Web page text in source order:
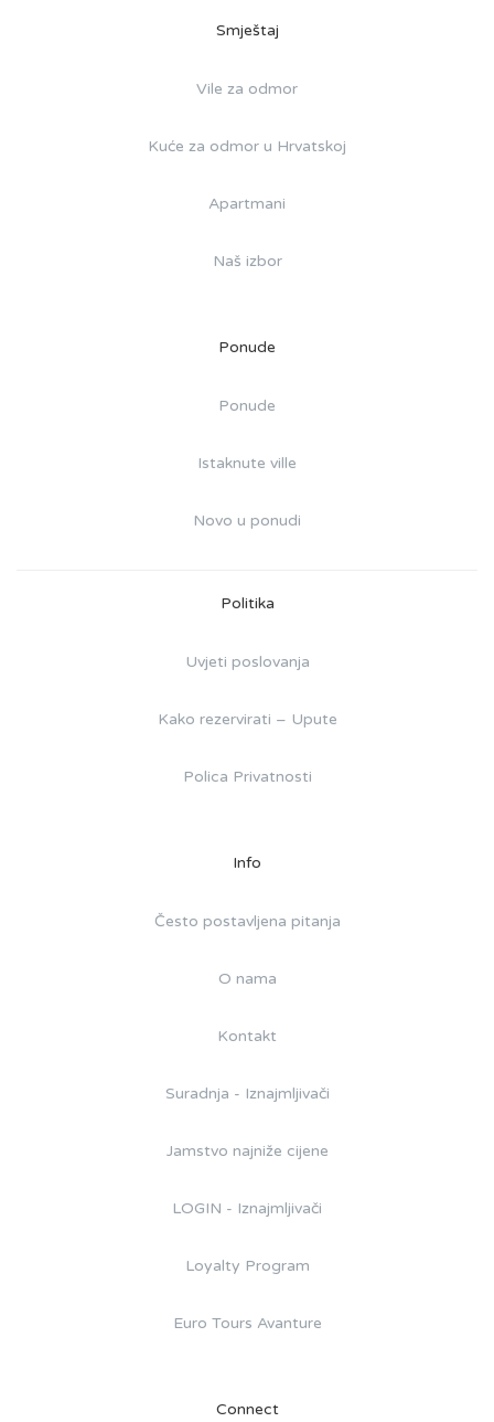
Smještaj
Vile za odmor
Kuće za odmor u Hrvatskoj
Apartmani
Naš izbor
Ponude
Ponude
Istaknute ville
Novo u ponudi
Politika
Uvjeti poslovanja
Kako rezervirati – Upute
Polica Privatnosti
Info
Često postavljena pitanja
O nama
Kontakt
Suradnja - Iznajmljivači
Jamstvo najniže cijene
LOGIN - Iznajmljivači
Loyalty Program
Euro Tours Avanture
Connect